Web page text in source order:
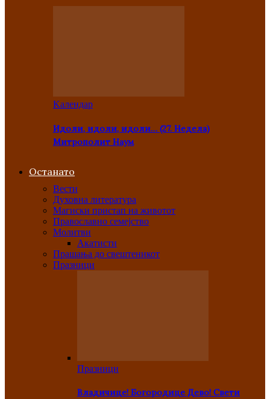
Kалендар
Идоли, идоли, идоли… (27. Недела)
Митрополит Наум
Останато
Вести
Духовна литература
Магиски пристап на животот
Православно семејство
Молитви
Акатисти
Прашања до свештеникот
Празници
Празници
Владичице! Богородице Дево! Свети